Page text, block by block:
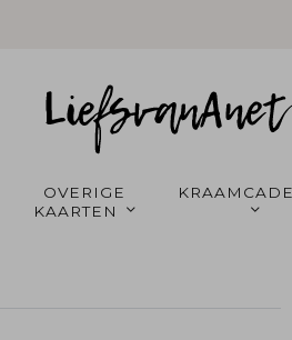
OVERIGE
KAARTEN